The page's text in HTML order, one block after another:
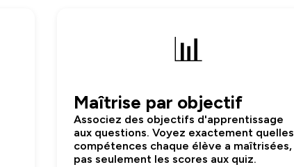
📊
Maîtrise par objectif
Associez des objectifs d'apprentissage
aux questions. Voyez exactement quelles
compétences chaque élève a maîtrisées,
pas seulement les scores aux quiz.